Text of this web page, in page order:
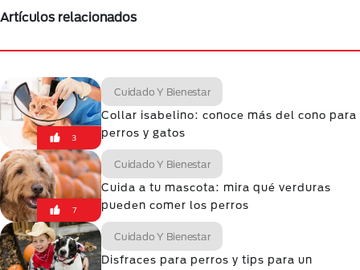
Artículos relacionados
3
Cuidado Y Bienestar
Collar isabelino: conoce más del cono para
perros y gatos
7
Cuidado Y Bienestar
Cuida a tu mascota: mira qué verduras
pueden comer los perros
Cuidado Y Bienestar
Disfraces para perros y tips para un